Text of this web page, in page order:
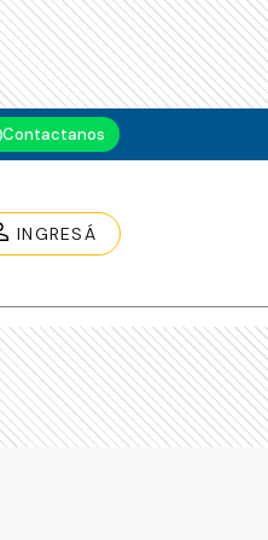
Contactanos
INGRESÁ